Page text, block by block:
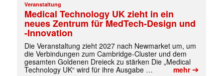
Veranstaltung
Medical Technology UK zieht in ein
neues Zentrum für MedTech-Design und
-Innovation
Die Veranstaltung zieht 2027 nach Newmarket um, um
die Verbindungen zum Cambridge-Cluster und dem
gesamten Goldenen Dreieck zu stärken Die „Medical
Technology UK“ wird für ihre Ausgabe …
mehr➔